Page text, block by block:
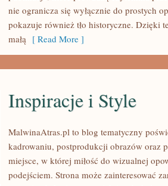
MUSUJĄCE
nie ogranicza się wyłącznie do prostych
pokazuje również tło historyczne. Dzięki
małą [ Read More ]
Inspiracje i Style
MalwinaAtras.pl to blog tematyczny
kadrowaniu, postprodukcji obrazów oraz
miejsce, w której miłość do wizualnej
podejściem. Strona może zainteresować